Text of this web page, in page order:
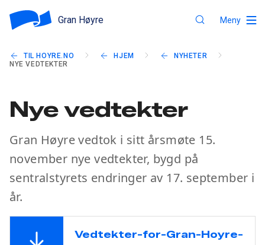
Gran Høyre Meny
TIL HOYRE.NO HJEM
NYHETER
NYE VEDTEKTER
Nye vedtekter
Gran Høyre vedtok i sitt årsmøte 15.
november nye vedtekter, bygd på
sentralstyrets endringer av 17. september i
år.
Vedtekter-for-Gran-Hoyre-